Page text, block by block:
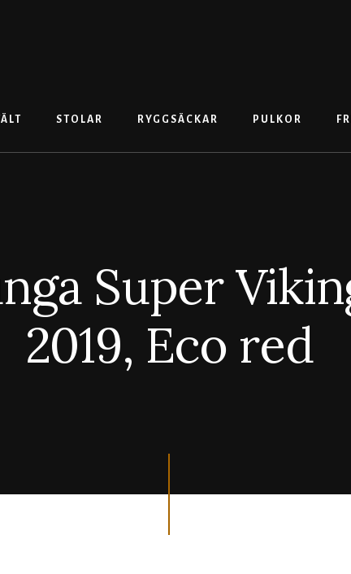
STOLAR RYGGSÄCKAR PULKOR
Super
2019, Eco red